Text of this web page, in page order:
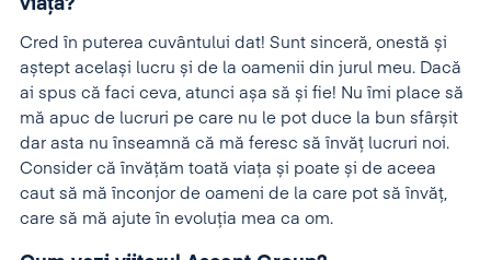
viață?
Cred în puterea cuvântului dat! Sunt sinceră, onestă și
aștept același lucru și de la oamenii din jurul meu. Dacă
ai spus că faci ceva, atunci așa să și fie! Nu îmi place să
mă apuc de lucruri pe care nu le pot duce la bun sfârșit
dar asta nu înseamnă că mă feresc să învăț lucruri noi.
Consider că învățăm toată viața și poate și de aceea
caut să mă înconjor de oameni de la care pot să învăț,
care să mă ajute în evoluția mea ca om.